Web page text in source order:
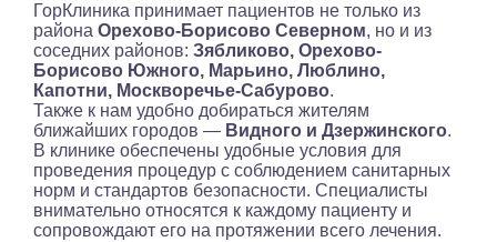
ГорКлиника принимает пациентов не только из
района Орехово-Борисово Северном, но и из
соседних районов: Зябликово, Орехово-
Борисово Южного, Марьино, Люблино,
Капотни, Москворечье-Сабурово.
Также к нам удобно добираться жителям
ближайших городов — Видного и Дзержинского.
В клинике обеспечены удобные условия для
проведения процедур с соблюдением санитарных
норм и стандартов безопасности. Специалисты
внимательно относятся к каждому пациенту и
сопровождают его на протяжении всего лечения.